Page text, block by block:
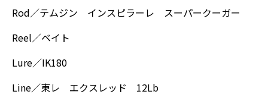
Rod／テムジン インスピラーレ スーパークーガー
Reel／ベイト
Lure／IK180
Line／東レ エクスレッド 12Lb